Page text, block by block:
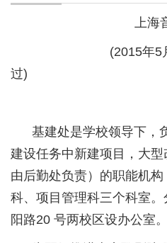
上海音乐学院
(2015年5月26日
过)
基建处是学校领导下，
建设任务中新建项目，大
由后勤处负责）的职能机
科、项目管理科三个科室
阳路20 号两校区设办公室。